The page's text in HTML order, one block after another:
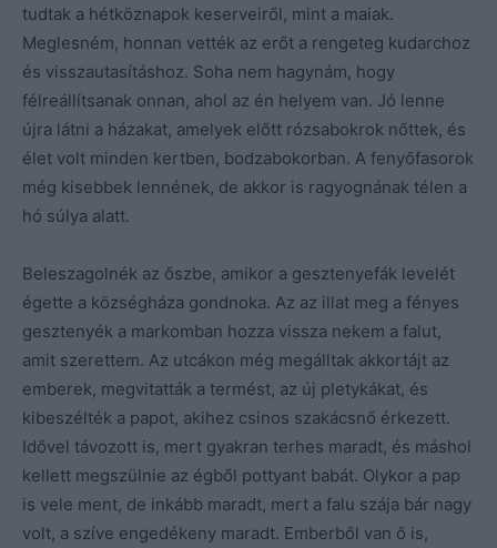
tudtak a hétköznapok keserveiről, mint a maiak.
Meglesném, honnan vették az erőt a rengeteg kudarchoz
és visszautasításhoz. Soha nem hagynám, hogy
félreállítsanak onnan, ahol az én helyem van. Jó lenne
újra látni a házakat, amelyek előtt rózsabokrok nőttek, és
élet volt minden kertben, bodzabokorban. A fenyőfasorok
még kisebbek lennének, de akkor is ragyognának télen a
hó súlya alatt.
Beleszagolnék az őszbe, amikor a gesztenyefák levelét
égette a községháza gondnoka. Az az illat meg a fényes
gesztenyék a markomban hozza vissza nekem a falut,
amit szerettem. Az utcákon még megálltak akkortájt az
emberek, megvitatták a termést, az új pletykákat, és
kibeszélték a papot, akihez csinos szakácsnő érkezett.
Idővel távozott is, mert gyakran terhes maradt, és máshol
kellett megszülnie az égből pottyant babát. Olykor a pap
is vele ment, de inkább maradt, mert a falu szája bár nagy
volt, a szíve engedékeny maradt. Emberből van ő is,